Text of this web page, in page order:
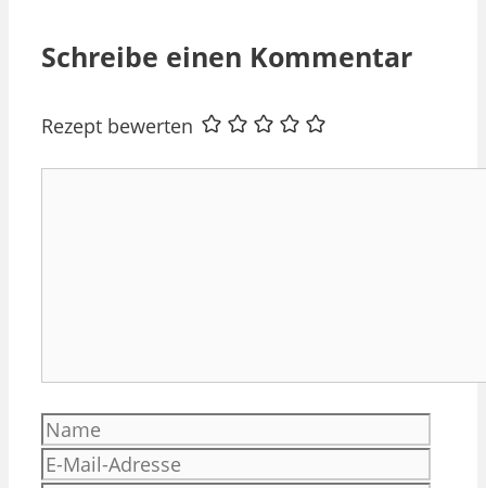
Schreibe einen Kommentar
Rezept bewerten
Name